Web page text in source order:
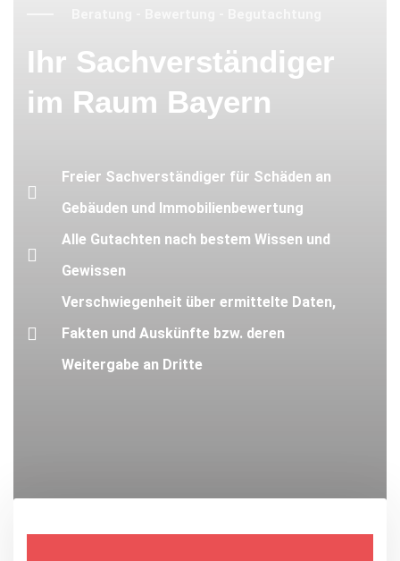
Ihr Sachverständiger
im Raum Bayern
Freier Sachverständiger für Schäden an
Gebäuden und Immobilienbewertung
Alle Gutachten nach bestem Wissen und
Gewissen
Verschwiegenheit über ermittelte Daten,
Fakten und Auskünfte bzw. deren
Weitergabe an Dritte